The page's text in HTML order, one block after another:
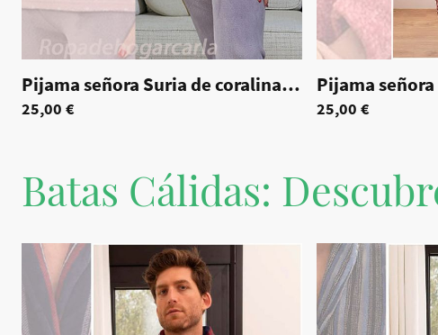
Pijama señora Suria de coralina tallas grandes |
25,00 € 25,00 €
Batas Cálidas: